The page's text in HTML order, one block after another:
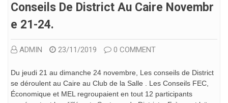
Conseils De District Au Caire Novembr
E 21-24.
ADMIN 23/11/2019 0 COMMENT
Du jeudi 21 au dimanche 24 novembre, Les conseils de District
se déroulent au Caire au Club de la Salle . Les Conseils FEC,
Économique et MEL regroupaient en tout 12 participants